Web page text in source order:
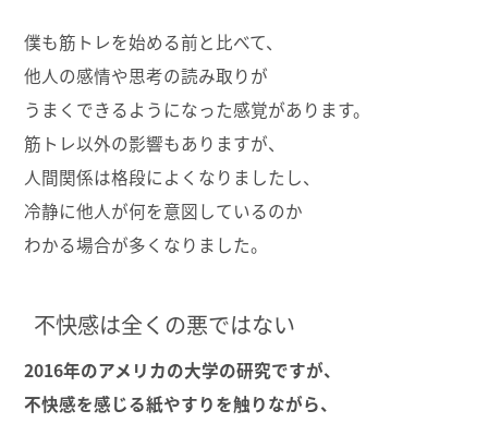
僕も筋トレを始める前と比べて、
他人の感情や思考の読み取りが
うまくできるようになった感覚があります。
筋トレ以外の影響もありますが、
人間関係は格段によくなりましたし、
冷静に他人が何を意図しているのか
わかる場合が多くなりました。
不快感は全くの悪ではない
2016年のアメリカの大学の研究ですが、
不快感を感じる紙やすりを触りながら、